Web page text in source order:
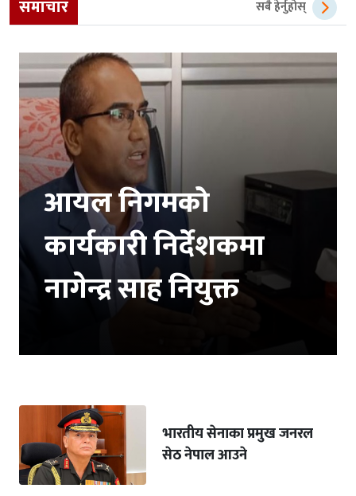
समाचार सबै हेर्नुहोस्
आयल निगमको
कार्यकारी निर्देशकमा
नागेन्द्र साह नियुक्त
भारतीय सेनाका प्रमुख जनरल
सेठ नेपाल आउने